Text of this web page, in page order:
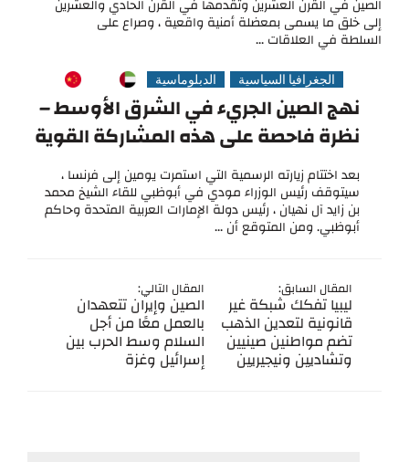
الصين في القرن العشرين وتقدمها في القرن الحادي والعشرين
إلى خلق ما يسمى بمعضلة أمنية واقعية ، وصراع على
السلطة في العلاقات ...
الجغرافيا السياسية الدبلوماسية
نهج الصين الجريء في الشرق الأوسط –
نظرة فاحصة على هذه المشاركة القوية
بعد اختتام زيارته الرسمية التي استمرت يومين إلى فرنسا ،
سيتوقف رئيس الوزراء مودي في أبوظبي للقاء الشيخ محمد
بن زايد آل نهيان ، رئيس دولة الإمارات العربية المتحدة وحاكم
أبوظبي. ومن المتوقع أن ...
المقال السابق:
ليبيا تفكك شبكة غير
قانونية لتعدين الذهب
تضم مواطنين صينيين
وتشاديين ونيجيريين
المقال التالي:
الصين وإيران تتعهدان
بالعمل معًا من أجل
السلام وسط الحرب بين
إسرائيل وغزة